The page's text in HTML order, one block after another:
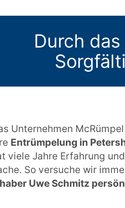
Durch
Unternehmen
Entrümpelung in
viele Jahre Erfahrung
So versuche wir
Uwe Schmitz